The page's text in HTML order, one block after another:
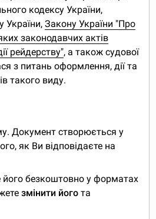
кодексу України,
України,Закону України "Про
законодавчих актів
рейдерству", а також судової
з питань оформлення, дії та
такого виду.
Документ створюється у
як Ви відповідаєте на
його безкоштовно у форматах
змінити його та